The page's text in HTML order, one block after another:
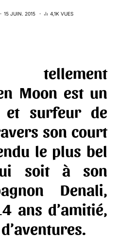
15 JUIN. 2015
4,1K VUES
Moon est un
et surfeur de
son court
le plus bel
soit à son
Denali,
ans d’amitié,